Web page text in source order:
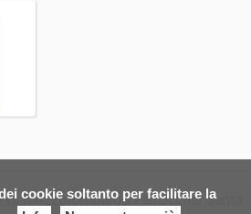
cookie soltanto per facilitare la
Mezzolombardo Parrocchia Santa